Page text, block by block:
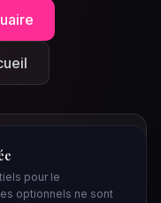
pour le
optionnels ne sont